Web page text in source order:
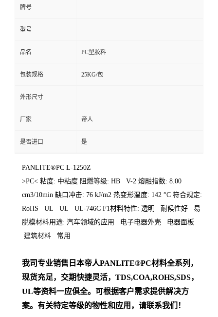
牌号
型号
品名 PC塑胶料
包装规格 25KG/包
外形尺寸
厂家 帝人
是否进口 是
PANLITE®PC L-1250Z
>PC< 粘度: 中粘度 阻燃等级: HB V-2 熔融指数: 8.00
cm3/10min 缺口冲击: 76 kJ/m2 热变形温度: 142 °C 符合规定:
RoHS UL UL UL-746C F1材料特性: 透明 耐候性好 易
脱模材料用途: 汽车领域的应用 电子电器外壳 电器面板
建筑材料 常用
我司专业销售日本帝人PANLITE®PC材料全系列 ，
现货充足，交期快捷灵活，TDS,COA,ROHS,SDS，
UL等资料一应俱全。可根据客户需求提供解决方
案。 有关特定等级的物性和应用，请联系我们！